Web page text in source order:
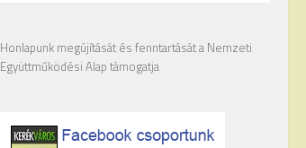
Honlapunk megújítását és fenntartását a Nemzeti
Együttműködési Alap támogatja